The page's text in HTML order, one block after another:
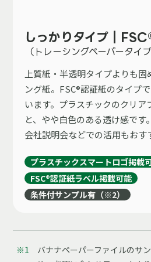
しっかりタイプ｜
（トレーシングペーパータイプ
上質紙・半透明タイプよりも固
ング紙。FSC®認証紙のタイプ
います。プラスチックのクリア
と、やや白色のある透け感です
会社説明会などでの活用もおす
プラスチックスマートロゴ掲載
FSC®認証紙ラベル掲載可能
条件付サンプル有（※2）
※1
バナナペーパーファイルのサ